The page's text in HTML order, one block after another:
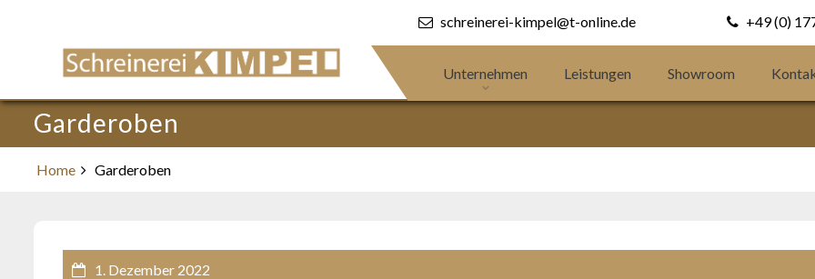
schreinerei-kimpel@t-online.de +49 (0)
Unternehmen Leistungen Showroom
Garderoben
Home Garderoben
1. Dezember 2022